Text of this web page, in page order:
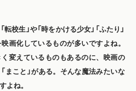
校生」や「時をかける少女」「ふたり」
画化しているものが多いですよね。
変えているものもあるのに、映画の
まこと」がある。そんな魔法みたいな
よね。